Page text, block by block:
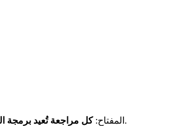
المفتاح:كل مراجعة تُعيد برمجة . بعد التكرار الأول، تنسى بوتيرة أبطأ. بعد ثلاث أو أربع مراجعات متباعدة جيدًا، تنتقل المعلومة إلى الذاكرة طويلة المدى.